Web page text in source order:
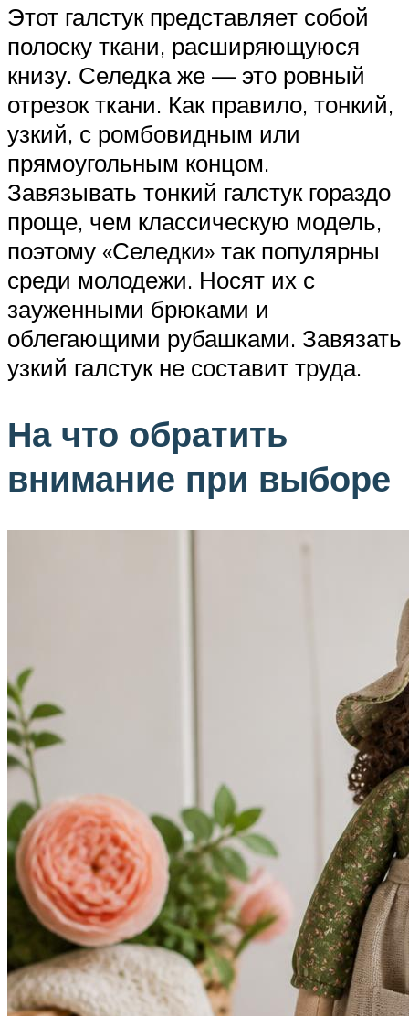
Этот галстук представляет собой
полоску ткани, расширяющуюся
книзу. Селедка же — это ровный
отрезок ткани. Как правило, тонкий,
узкий, с ромбовидным или
прямоугольным концом.
Завязывать тонкий галстук гораздо
проще, чем классическую модель,
поэтому «Селедки» так популярны
среди молодежи. Носят их с
зауженными брюками и
облегающими рубашками. Завязать
узкий галстук не составит труда.
На что обратить
внимание при выборе